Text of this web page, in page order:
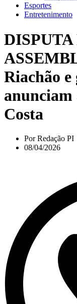
Esportes
Entretenimento
Riachão
anunciam
Costa
PorRedação PI
08/04/2026